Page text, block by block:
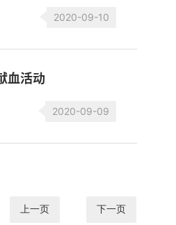
2020-09-10
血活动
2020-09-09
上一页 下一页